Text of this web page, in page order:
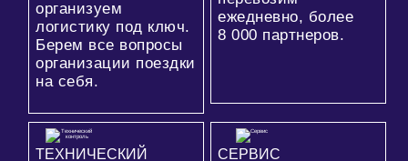
организуем
логистику под ключ.
Берем все вопросы
организации поездки
на себя.
ежедневно, более
8 000 партнеров.
ТЕХНИЧЕСКИЙ
СЕРВИС